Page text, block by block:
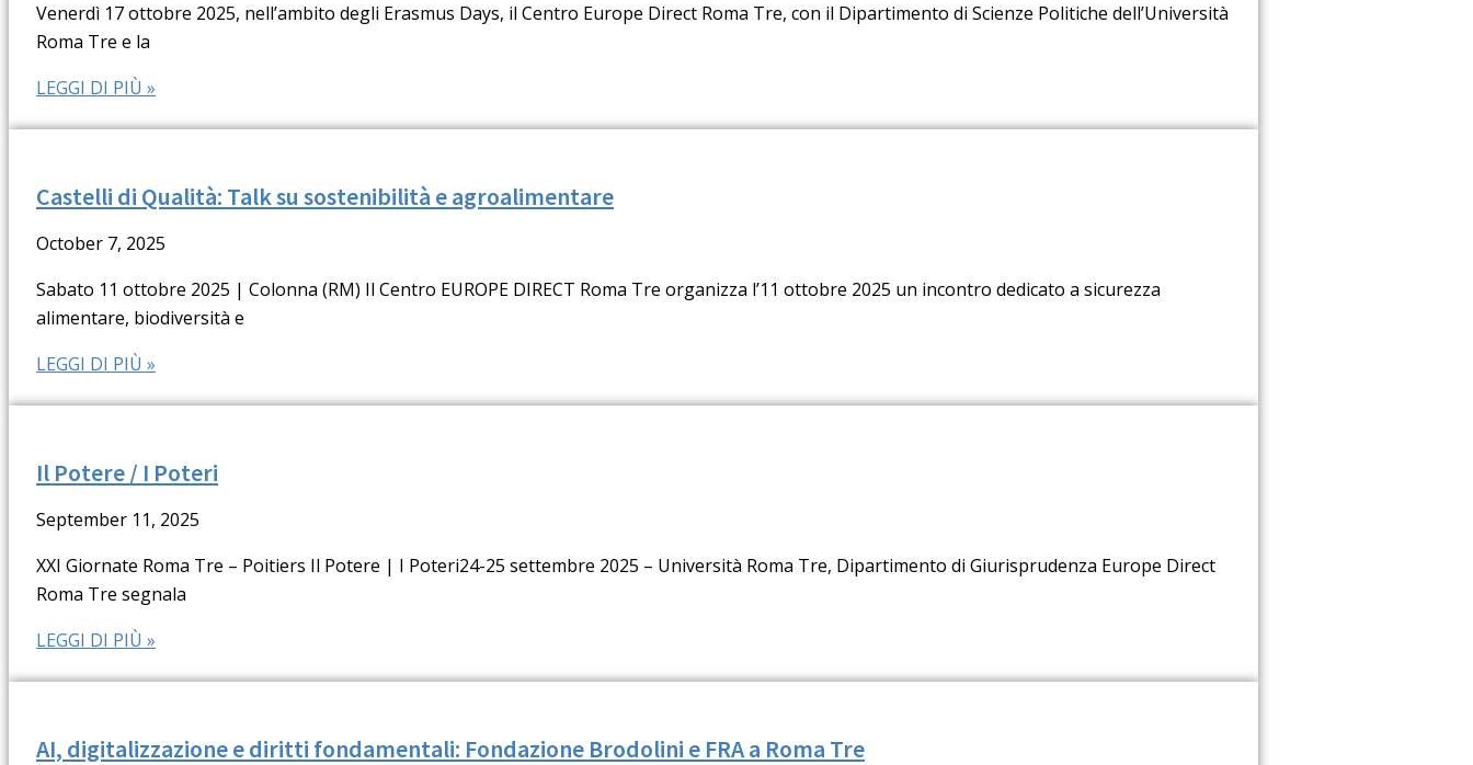
Venerdì 17 ottobre 2025, nell’ambito degli Erasmus Days, il Centro Europe Direct Roma Tre, con il Dipartimento di Scienze Politiche dell’Università
Roma Tre e la
LEGGI DI PIÙ »
Castelli di Qualità: Talk su sostenibilità e agroalimentare
October 7, 2025
Sabato 11 ottobre 2025 | Colonna (RM) Il Centro EUROPE DIRECT Roma Tre organizza l’11 ottobre 2025 un incontro dedicato a sicurezza
alimentare, biodiversità e
LEGGI DI PIÙ »
Il Potere / I Poteri
September 11, 2025
XXI Giornate Roma Tre – Poitiers Il Potere | I Poteri24-25 settembre 2025 – Università Roma Tre, Dipartimento di Giurisprudenza Europe Direct
Roma Tre segnala
LEGGI DI PIÙ »
AI, digitalizzazione e diritti fondamentali: Fondazione Brodolini e FRA a Roma Tre